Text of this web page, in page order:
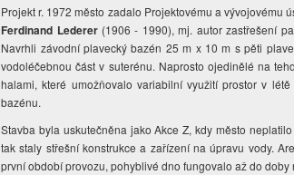
Projekt r. 1972 město zadalo Projektovému a vývojovému
Ferdinand Lederer(1906 - 1990), mj. autor zastřešení
Navrhli závodní plavecký bazén 25 m x 10 m s pěti
vodoléčebnou část v suterénu. Naprosto ojedinělé na
halami, které umožňovalo variabilní využití prostor v
bazénu.
Stavba byla uskutečněna jako Akce Z, kdy město
tak staly střešní konstrukce a zařízení na úpravu vody.
první období provozu, pohyblivé dno fungovalo až do doby